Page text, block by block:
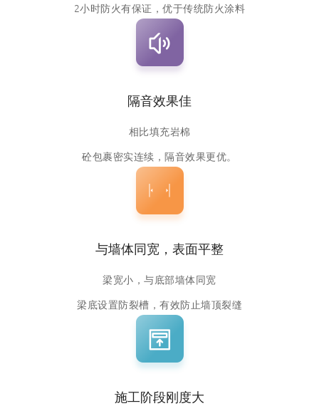
2小时防火有保证，优于传统防火涂料
隔音效果佳
相比填充岩棉
砼包裹密实连续，隔音效果更优。
与墙体同宽，表面平整
梁宽小，与底部墙体同宽
梁底设置防裂槽，有效防止墙顶裂缝
施工阶段刚度大